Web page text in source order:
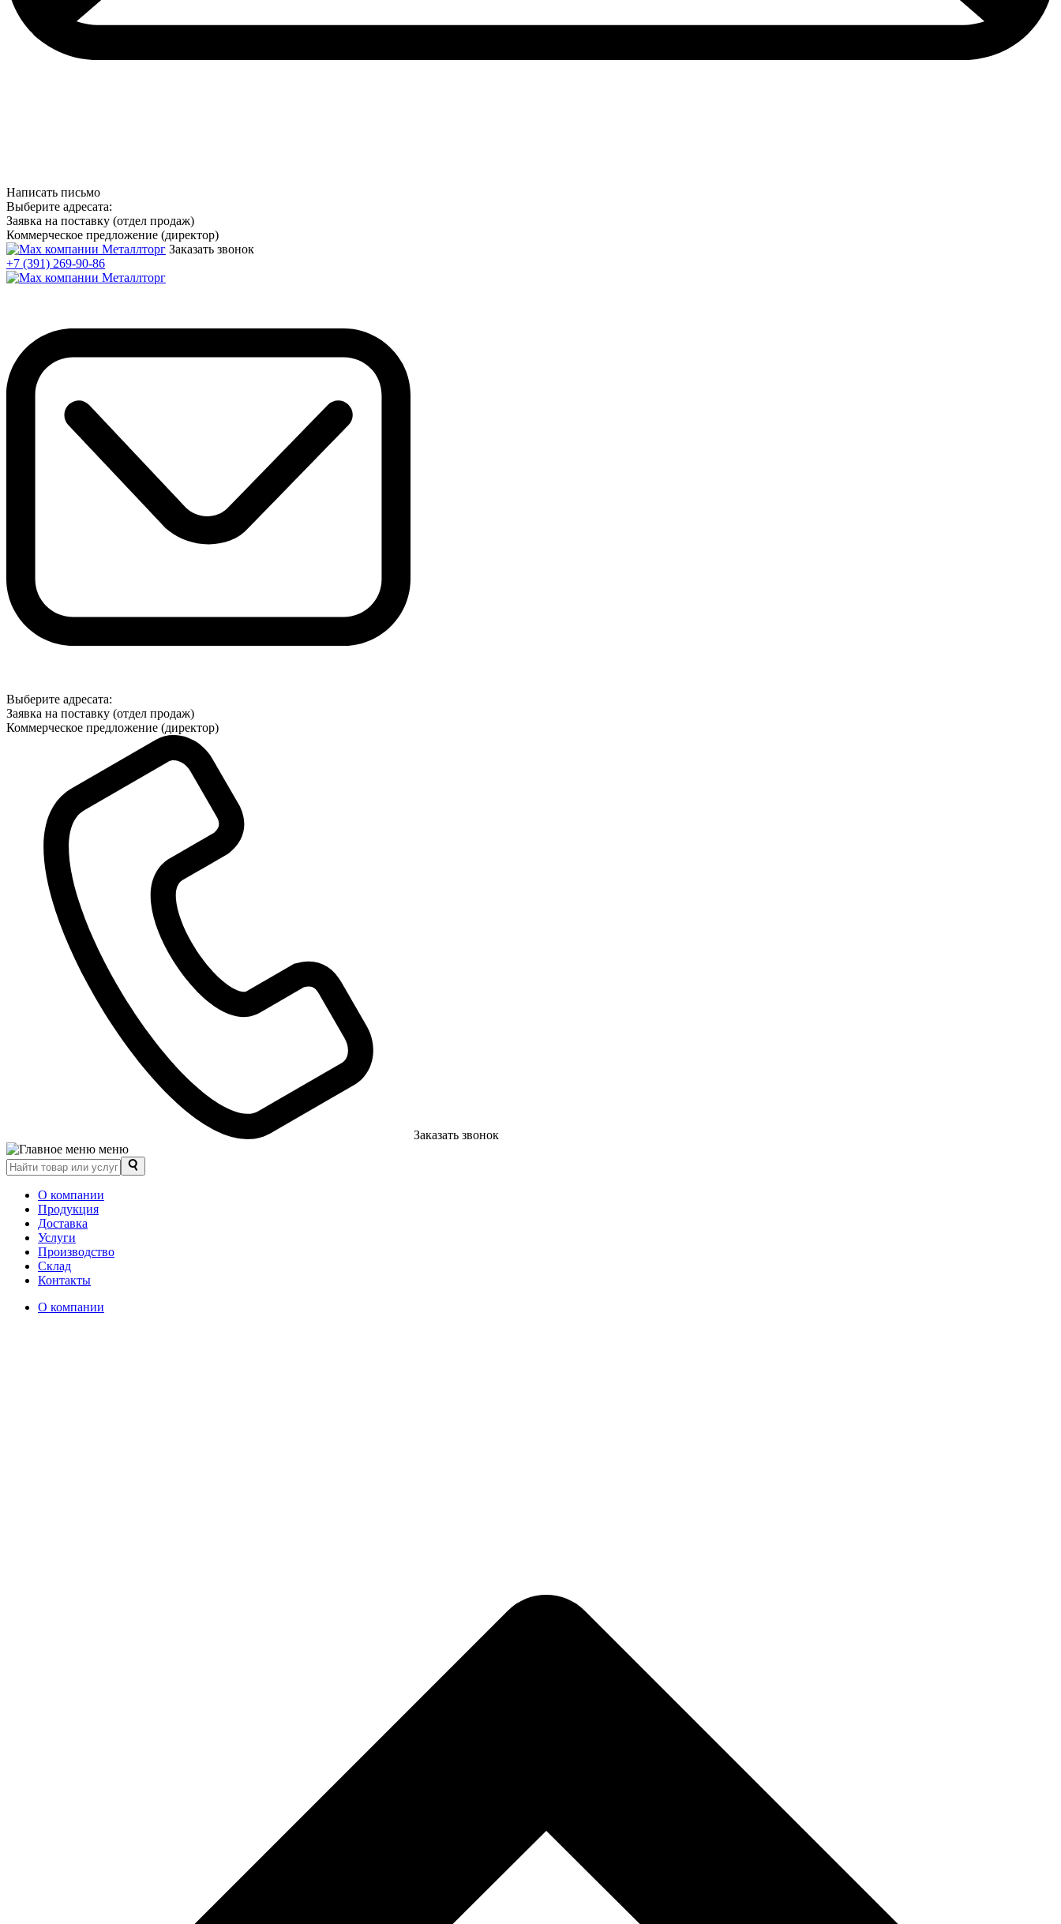
Написать письмо
Выберите адресата:
Заявка на поставку (отдел продаж)
Коммерческое предложение (директор)
Заказать звонок
+7 (391) 269-90-86
Выберите адресата:
Заявка на поставку (отдел продаж)
Коммерческое предложение (директор)
Заказать звонок
меню
О компании
Продукция
Доставка
Услуги
Производство
Склад
Контакты
О компании